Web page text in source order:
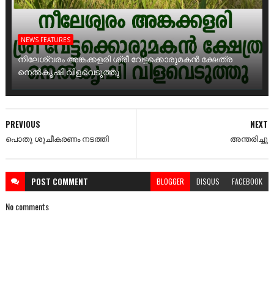
NEWS FEATURES
നീലേശ്വരം അങ്കക്കളരി ശ്രീ വേട്ടക്കൊരുമകൻ ക്ഷേത്ര
നെൽകൃഷി വിളവെടുത്തു
NEXT
അന്തരിച്ചു
PREVIOUS
പൊതു ശുചീകരണം നടത്തി
POST COMMENT BLOGGER DISQUS FACEBOOK
No comments